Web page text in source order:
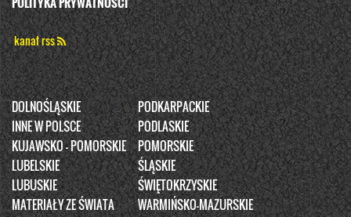
kanał rss
DOLNOŚLĄSKIE
INNE W POLSCE
KUJAWSKO - POMORSKIE
LUBELSKIE
LUBUSKIE
MATERIAŁY ZE ŚWIATA
PODKARPACKIE
PODLASKIE
POMORSKIE
ŚLĄSKIE
ŚWIĘTOKRZYSKIE
WARMIŃSKO-MAZURSKIE